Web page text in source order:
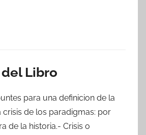
Libro
para una definicion de la
crisis de los paradigmas: por
de la historia.- Crisis o